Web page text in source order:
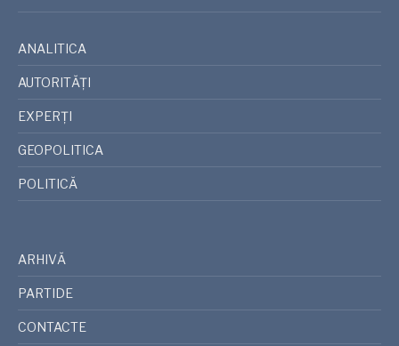
ANALITICA
AUTORITĂȚI
EXPERȚI
GEOPOLITICA
POLITICĂ
ARHIVĂ
PARTIDE
CONTACTE